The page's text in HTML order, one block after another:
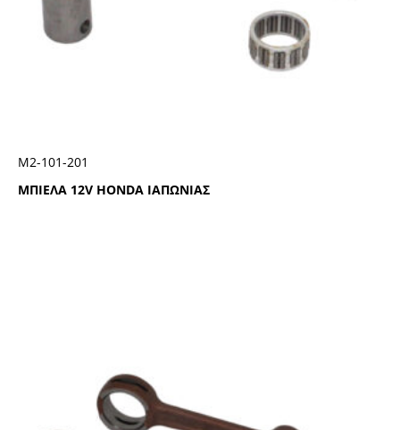
ΜΠΙΕΛΑ 12V HONDA ΙΑΠΩΝΙΑΣ
Μ2-101-201